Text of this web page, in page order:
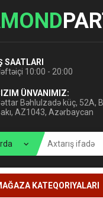
SAATLARI
10:00 - 20:00
ÜNVANIMIZ:
Bəhlulzadə küç, 52A,
AZ1043, Azərbaycan
KATEQORIYALARI